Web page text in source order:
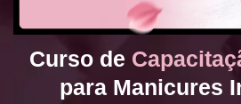
Curso de
para Manicures